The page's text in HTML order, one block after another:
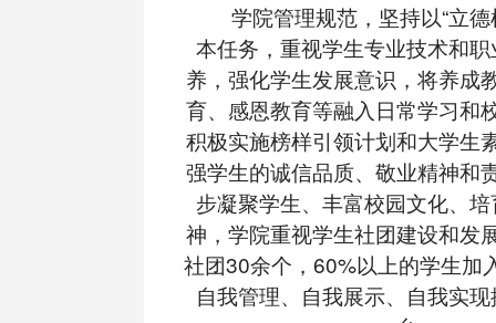
学院管理规范，坚持以“立德
本任务，重视学生专业技术和
养，强化学生发展意识，将养成
育、感恩教育等融入日常学习和
积极实施榜样引领计划和大学生
强学生的诚信品质、敬业精神和
步凝聚学生、丰富校园文化、
神，学院重视学生社团建设和发
社团30余个，60%以上的学生加
自我管理、自我展示、自我实